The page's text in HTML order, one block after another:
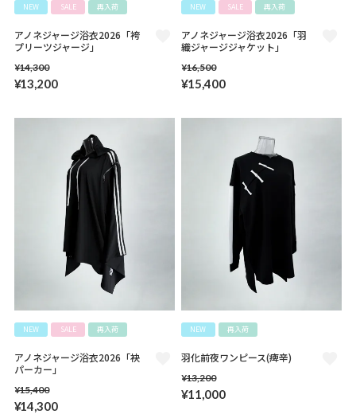
NEW SALE 再入荷
アノネジャージ浴衣2026「袴
プリーツジャージ」
¥14,300
¥13,200
NEW SALE 再入荷
アノネジャージ浴衣2026「羽
織ジャージジャケット」
¥16,500
¥15,400
NEW SALE 再入荷
アノネジャージ浴衣2026「袂
パーカー」
¥15,400
¥14,300
NEW 再入荷
羽化前夜ワンピース(痺辛)
¥13,200
¥11,000